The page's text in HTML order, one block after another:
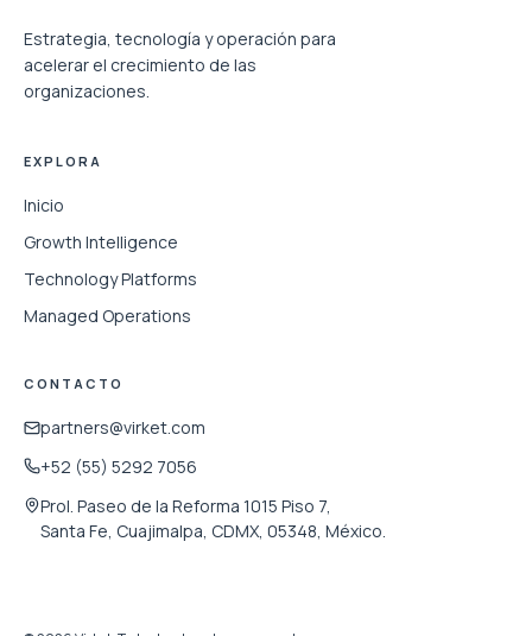
Estrategia, tecnología y operación para
acelerar el crecimiento de las
organizaciones.
EXPLORA
Inicio
Growth Intelligence
Technology Platforms
Managed Operations
CONTACTO
partners@virket.com
+52 (55) 5292 7056
Prol. Paseo de la Reforma 1015 Piso 7,
Santa Fe, Cuajimalpa, CDMX, 05348, México.